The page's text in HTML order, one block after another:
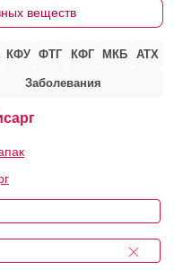
веществ
КФУ ФТГ КФГ МКБ АТХ
Заболевания